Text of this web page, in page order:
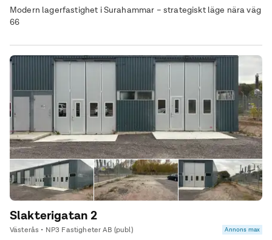
Modern lagerfastighet i Surahammar – strategiskt läge nära väg
66
Slakterigatan 2
Västerås • NP3 Fastigheter AB (publ) Annons max